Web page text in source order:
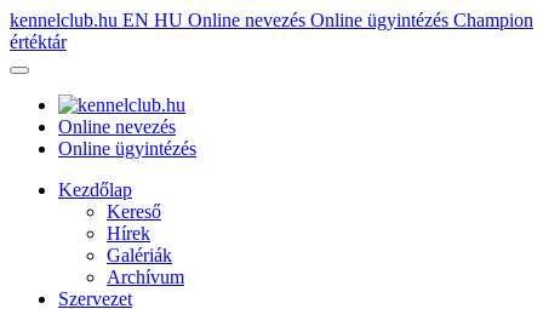
kennelclub.hu EN HU Online nevezés Online ügyintézés Champion
értéktár
Online nevezés
Online ügyintézés
Kezdőlap
Kereső
Hírek
Galériák
Archívum
Szervezet